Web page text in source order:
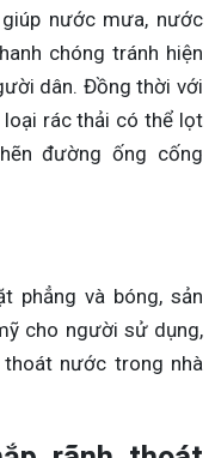
nước mưa, nước
chóng tránh hiện
dân. Đồng thời với
loại rác thải có thể lọt
đường ống cống
phẳng và bóng, sản
cho người sử dụng,
nước trong nhà